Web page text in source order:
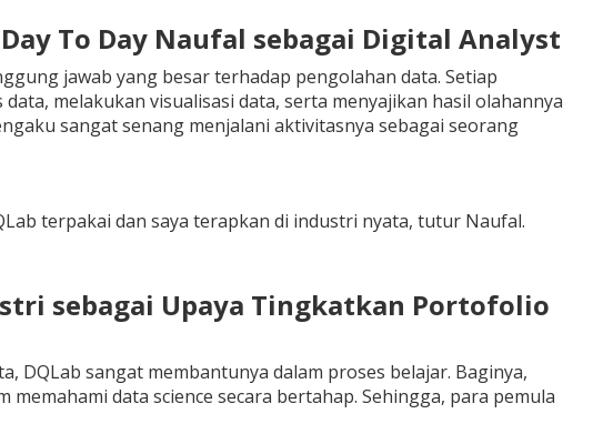
To Day Naufal sebagai Digital Analyst
jawab yang besar terhadap pengolahan data. Setiap
melakukan visualisasi data, serta menyajikan hasil olahannya
sangat senang menjalani aktivitasnya sebagai seorang
terpakai dan saya terapkan di industri nyata, tutur Naufal.
sebagai Upaya Tingkatkan Portofolio
DQLab sangat membantunya dalam proses belajar. Baginya,
data science secara bertahap. Sehingga, para pemula